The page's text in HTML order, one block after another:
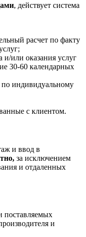
, действует система
расчет по факту
и/или оказания услуг
30-60 календарных
по индивидуальному
с клиентом.
и ввод в
за исключением
и отдаленных
поставляемых
и